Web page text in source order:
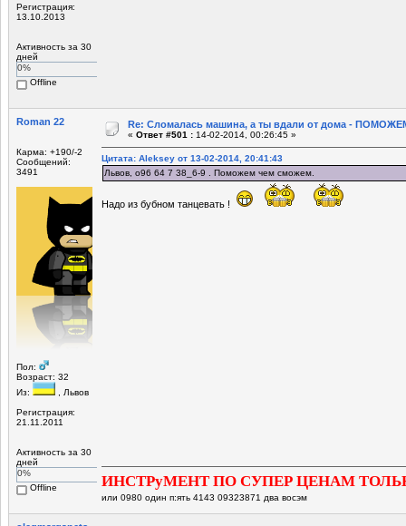
Регистрация:
13.10.2013
Активность за 30
дней
0%
Offline
Roman 22
Карма: +190/-2
Сообщений:
3491
Пол:
Возраст: 32
Из:
, Львов
Регистрация:
21.11.2011
Активность за 30
дней
0%
Offline
Re: Сломалась машина, а ты вдали от дома -
« Ответ #501 : 14-02-2014, 00:26:45 »
Цитата: Aleksey от 13-02-2014, 20:41:43
Львов, о96 64 7 38_6-9 . Поможем чем сможем.
Надо из бубном танцевать !
ИНСТРуМЕНТ ПО СУПЕР ЦЕНАМ
или 0980 один п:ять 4143 09323871 два восэм